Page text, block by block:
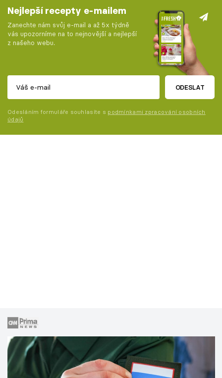
Nejlepší recepty e-mailem
Zanechte nám svůj e-mail a až 5x týdně
vás upozorníme na to nejnovější a nejlepší
z našeho webu.
ODESLAT
Odesláním formuláře souhlasíte s podmínkami zpracování osobních
údajů